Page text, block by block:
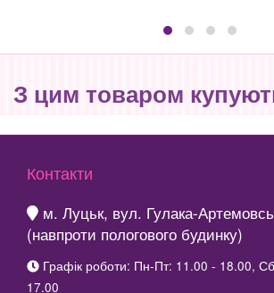
З цим товаром
Контакти
м. Луцьк, вул. Гулака-
(навпроти пологового будинку)
Графік роботи: Пн-Пт: 11.00 - 18.00,
17.00